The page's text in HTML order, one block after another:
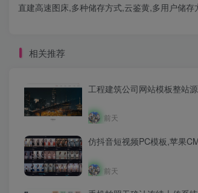
直建高速图床,多种储存方式,云鉴黄,多用户储存
相关推荐
工程建筑公司网站模板整站
前天
仿抖音短视频PC模板,苹果
前天